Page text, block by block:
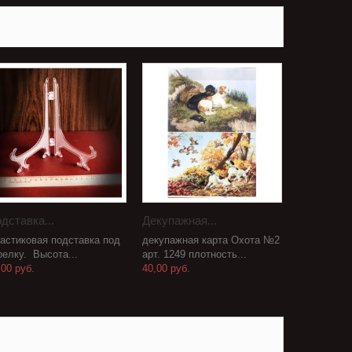
подставка под
Высота...
руб.
Декупажная...
декупажная карта Охота №2
арт. 1249 плотность...
40,00 руб.